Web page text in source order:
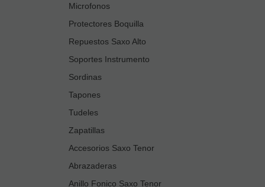
Microfonos
Protectores Boquilla
Repuestos Saxo Alto
Soportes Instrumento
Sordinas
Tapones
Tudeles
Zapatillas
Accesorios Saxo Tenor
Abrazaderas
Anillo Fonico Saxo Tenor